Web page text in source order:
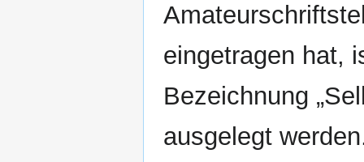
eingetragen hat,
Bezeichnung
ausgelegt